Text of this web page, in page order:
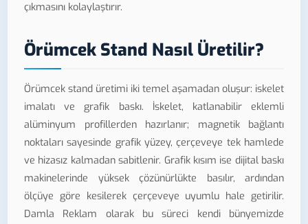
çıkmasını kolaylaştırır.
Örümcek Stand Nasıl Üretilir?
Örümcek stand üretimi iki temel aşamadan oluşur: iskelet
imalatı ve grafik baskı. İskelet, katlanabilir eklemli
alüminyum profillerden hazırlanır; magnetik bağlantı
noktaları sayesinde grafik yüzey, çerçeveye tek hamlede
ve hizasız kalmadan sabitlenir. Grafik kısım ise dijital baskı
makinelerinde yüksek çözünürlükte basılır, ardından
ölçüye göre kesilerek çerçeveye uyumlu hale getirilir.
Damla Reklam olarak bu süreci kendi bünyemizde